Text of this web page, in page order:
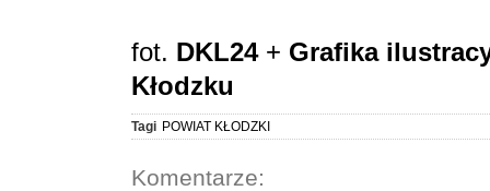
fot. DKL24 + Grafika
Kłodzku
Tagi POWIAT KŁODZKI
Komentarze: